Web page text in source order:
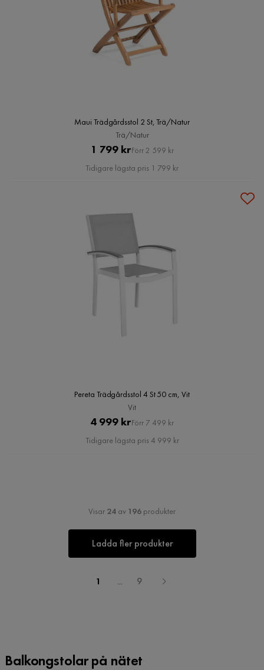
Maui Trädgårdsstol 2 St, Trä/Natur
Trä/Natur
Pris
1 799 krOriginal
Pris
Förr 2 599 kr
Tidigare lägsta pris 1 799 kr
Pereta Trädgårdsstol 4 St 50 cm, Vit
Vit
Pris
4 999 krOriginal
Pris
Förr 7 499 kr
Tidigare lägsta pris 4 999 kr
Visar 24 av 196 produkter
Ladda fler produkter
1 ... 9
Balkongstolar på nätet